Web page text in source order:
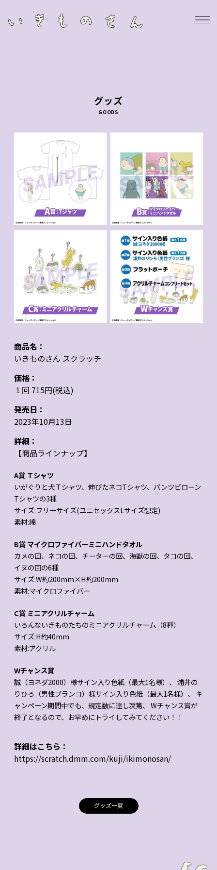
グッズ
GOODS
商品名：
いきものさん スクラッチ
価格：
１回 715円(税込)
発売日：
2023年10月13日
詳細：
【商品ラインナップ】
A賞 Ｔシャツ
いがぐりと犬Ｔシャツ、伸びたネコTシャツ、パンツビローン
Tシャツの3種
サイズ:フリーサイズ(ユニセックスLサイズ想定)
素材:綿
B賞 マイクロファイバーミニハンドタオル
カメの回、ネコの回、チーターの回、海獣の回、タコの回、
イヌの回の6種
サイズ:W約200mm×H約200mm
素材:マイクロファイバー
C賞 ミニアクリルチャーム
いろんないきものたちのミニアクリルチャーム（8種）
サイズ:H約40mm
素材:アクリル
Wチャンス賞
誠（ヨネダ2000）様サイン入り色紙（最大1名様）、 浦井の
りひろ（男性ブランコ）様サイン入り色紙（最大1名様）、 キ
ャンペーン期間中でも、規定数に達し次第、 Wチャンス賞が
終了となるので、お早めにトライしてみてください！！
詳細はこちら：
https://scratch.dmm.com/kuji/ikimonosan/
グッズ一覧